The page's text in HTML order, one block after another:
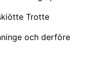
Trotte
och derföre